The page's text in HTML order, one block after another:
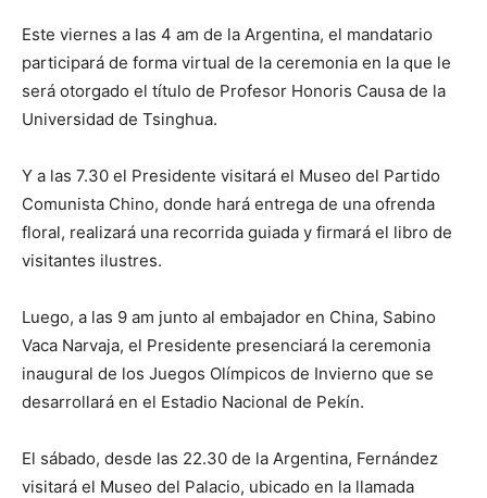
Este viernes a las 4 am de la Argentina, el mandatario
participará de forma virtual de la ceremonia en la que le
será otorgado el título de Profesor Honoris Causa de la
Universidad de Tsinghua.
Y a las 7.30 el Presidente visitará el Museo del Partido
Comunista Chino, donde hará entrega de una ofrenda
floral, realizará una recorrida guiada y firmará el libro de
visitantes ilustres.
Luego, a las 9 am junto al embajador en China, Sabino
Vaca Narvaja, el Presidente presenciará la ceremonia
inaugural de los Juegos Olímpicos de Invierno que se
desarrollará en el Estadio Nacional de Pekín.
El sábado, desde las 22.30 de la Argentina, Fernández
visitará el Museo del Palacio, ubicado en la llamada